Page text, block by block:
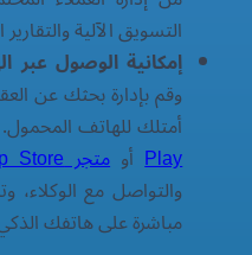
التسويق الآلية
إمكانية الوصول عبر
وقم بإدارة بحثك عن
أمتلكللهاتف المحمول.
Playأو متجر Apple App Store
والتواصل مع
مباشرة على هاتفك